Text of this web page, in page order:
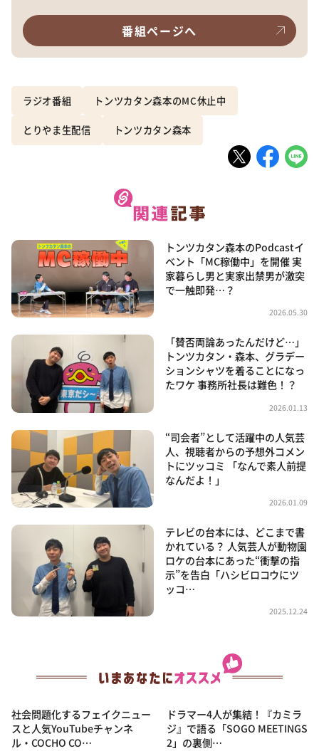
番組ページへ
ラジオ番組 トンツカタン森本のMC休止中
とりやま生配信 トンツカタン森本
トンツカタン森本のPodcastイ
ベント「MC稼働中」を開催 実
家暮らし男と実家出禁男が激突
で一触即発…？
2026.05.30
「賛否両論あったんだけど…」
トンツカタン・森本、グラデー
ションシャツを着ることになっ
たワケ 事務所社長は難色！？
2026.01.13
“司会者”として活躍中の人気芸
人、視聴者からの予想外コメン
トにツッコミ 「なんで素人前提
なんだよ！」
2026.01.09
テレビの台本には、どこまで書
かれている？ 人気芸人が動物園
ロケの台本にあった“衝撃の指
示”を告白「ハシビロコウにツ
ッコ…
2025.12.24
社会問題化するフェイクニュー
スと人気YouTubeチャンネ
ル・COCHO CO…
ドラマー4人が集結！『カミラ
ジ』で語る「SOGO MEETINGS
2」の裏側…